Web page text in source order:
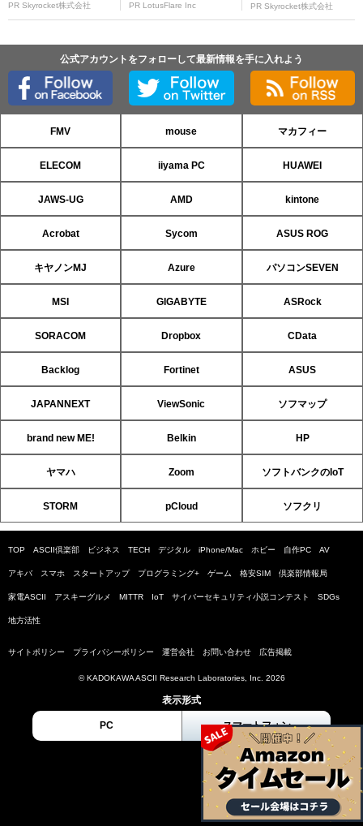
PR Skyrocket株式会社 PR LotusFlare Inc PR Skyrocket株式会社
公式アカウントをフォローして最新情報を手に入れよう
FMV mouse マカフィー
ELECOM iiyama PC HUAWEI
JAWS-UG AMD kintone
Acrobat Sycom ASUS ROG
キヤノンMJ Azure パソコンSEVEN
MSI GIGABYTE ASRock
SORACOM Dropbox CData
Backlog Fortinet ASUS
JAPANNEXT ViewSonic ソフマップ
brand new ME! Belkin HP
ヤマハ Zoom ソフトバンクのIoT
STORM pCloud ソフクリ
TOP ASCII倶楽部 ビジネス TECH デジタル iPhone/Mac ホビー 自作PC AV
アキバ スマホ スタートアップ プログラミング+ ゲーム 格安SIM 倶楽部情報局
家電ASCII アスキーグルメ MITTR IoT サイバーセキュリティ小説コンテスト SDGs
地方活性
サイトポリシー プライバシーポリシー 運営会社 お問い合わせ 広告掲載
© KADOKAWA ASCII Research Laboratories, Inc. 2026
表示形式
PC スマートフォン